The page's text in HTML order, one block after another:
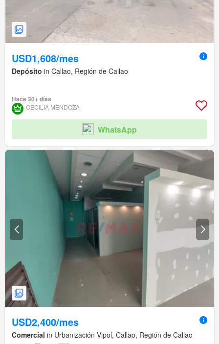
USD1,608/mes
Depósito in Callao, Región de Callao
Hace 30+ días
CECILIA MENDOZA
WhatsApp
USD2,400/mes
Comercial in Urbanización Vipol, Callao, Región de Callao